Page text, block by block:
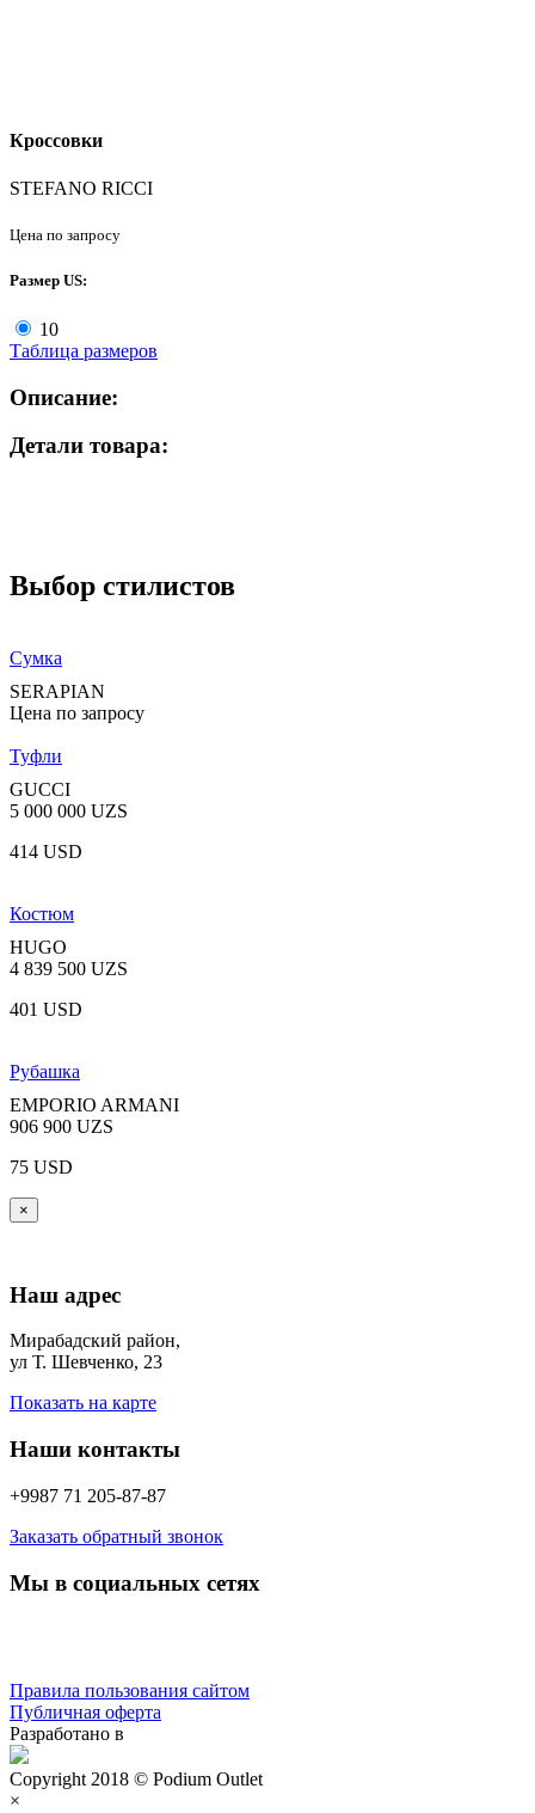
Кроссовки
STEFANO RICCI
Цена по запросу
Размер US:
10
Таблица размеров
Описание:
Детали товара:
Выбор стилистов
Сумка
SERAPIAN
Цена по запросу
Туфли
GUCCI
5 000 000 UZS
414 USD
Костюм
HUGO
4 839 500 UZS
401 USD
Рубашка
EMPORIO ARMANI
906 900 UZS
75 USD
×
Наш адрес
Мирабадский район,
ул Т. Шевченко, 23
Показать на карте
Наши контакты
+9987 71 205-87-87
Заказать обратный звонок
Мы в социальных сетях
Правила пользования сайтом
Публичная оферта
Разработано в
Copyright 2018 © Podium Outlet
×